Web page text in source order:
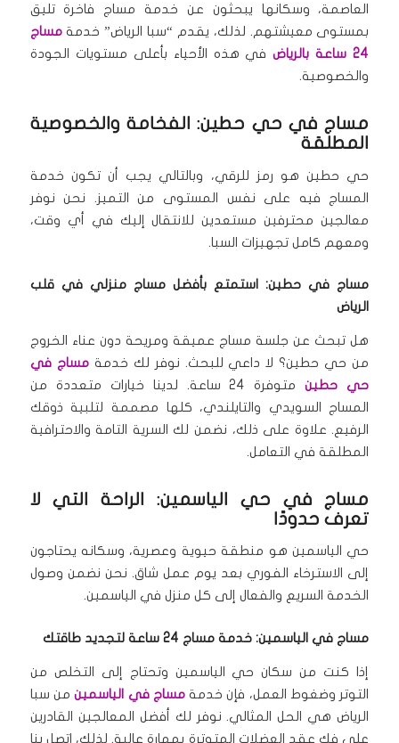
العاصمة، وسكانها يبحثون عن خدمة مساج فاخرة تليق
بمستوى معيشتهم. لذلك، يقدم “سبا الرياض” خدمةمساج
24 ساعة بالرياض
في هذه الأحياء بأعلى مستويات الجودة
والخصوصية.
مساج في حي حطين: الفخامة والخصوصية
المطلقة
حي حطين هو رمز للرقي، وبالتالي يجب أن تكون خدمة
المساج فيه على نفس المستوى من التميز. نحن نوفر
معالجين محترفين مستعدين للانتقال إليك في أي وقت،
ومعهم كامل تجهيزات السبا.
مساج في حطين: استمتع بأفضل مساج منزلي في قلب
الرياض
هل تبحث عن جلسة مساج عميقة ومريحة دون عناء الخروج
من حي حطين؟ لا داعي للبحث. نوفر لك خدمةمساج في
حي حطين
متوفرة 24 ساعة. لدينا خيارات متعددة من
المساج السويدي والتايلندي، كلها مصممة لتلبية ذوقك
الرفيع. علاوة على ذلك، نضمن لك السرية التامة والاحترافية
المطلقة في التعامل.
مساج في حي الياسمين: الراحة التي لا
تعرف حدودًا
حي الياسمين هو منطقة حيوية وعصرية، وسكانه يحتاجون
إلى الاسترخاء الفوري بعد يوم عمل شاق. نحن نضمن وصول
الخدمة السريع والفعال إلى كل منزل في الياسمين.
مساج في الياسمين: خدمة مساج 24 ساعة لتجديد طاقتك
إذا كنت من سكان حي الياسمين وتحتاج إلى التخلص من
التوتر وضغوط العمل، فإن خدمةمساج في الياسمينمن سبا
الرياض هي الحل المثالي. نوفر لك أفضل المعالجين القادرين
على فك عقد العضلات المتوترة بمهارة عالية. لذلك، اتصل بنا